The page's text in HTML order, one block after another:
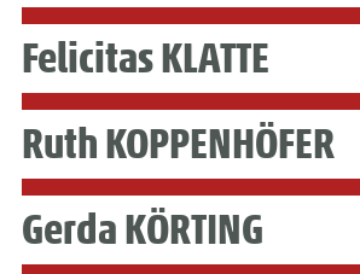
Felicitas KLATTE
Ruth KOPPENHÖFER
Gerda KÖRTING